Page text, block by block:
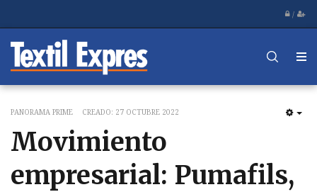
/
PANORAMA PRIME CREADO: 27 OCTUBRE 2022
Movimiento
empresarial: Pumafils,